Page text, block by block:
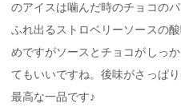
のアイスは噛んだ時のチョコの
ふれ出るストロベリーソースの
めですがソースとチョコがしっ
てもいいですね。後味がさっぱ
最高な一品です♪